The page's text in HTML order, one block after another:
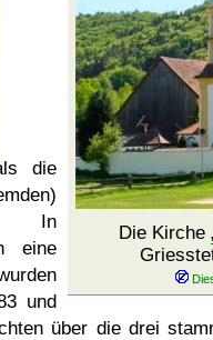
Die Kirche
die
In
eine
und
über die drei